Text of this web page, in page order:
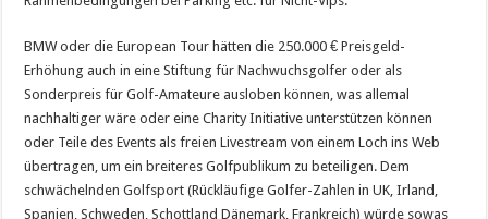
BMW oder die European Tour hätten die 250.000 € Preisgeld-
Erhöhung auch in eine Stiftung für Nachwuchsgolfer oder als
Sonderpreis für Golf-Amateure ausloben können, was allemal
nachhaltiger wäre oder eine Charity Initiative unterstützen können
oder Teile des Events als freien Livestream von einem Loch ins Web
übertragen, um ein breiteres Golfpublikum zu beteiligen. Dem
schwächelnden Golfsport (Rückläufige Golfer-Zahlen in UK, Irland,
Spanien, Schweden, Schottland Dänemark, Frankreich) würde sowas